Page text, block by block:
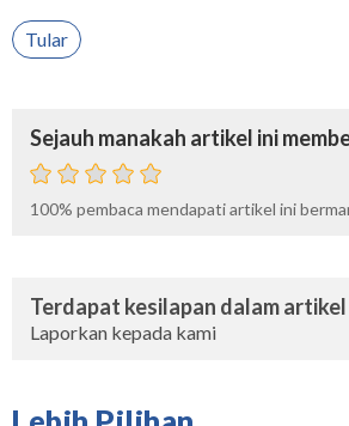
Tular
Sejauh manakah artikel ini
100% pembaca mendapati artikel ini
Terdapat kesilapan dalam artikel
Laporkan kepada kami